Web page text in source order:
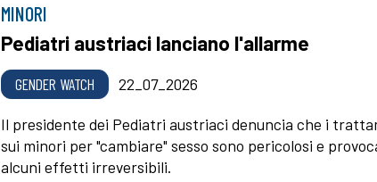
MINORI
Pediatri austriaci lanciano l'allarme
GENDER WATCH 22_07_2026
Il presidente dei Pediatri austriaci denuncia che i
sui minori per "cambiare" sesso sono pericolosi e
alcuni effetti irreversibili.